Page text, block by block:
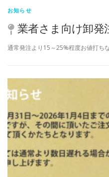
お知らせ
業者さま向け卸発
通常発注より15～25%程度お値打ち